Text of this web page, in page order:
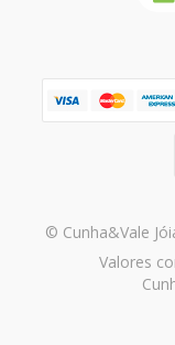
© Cunha&Vale
Valores